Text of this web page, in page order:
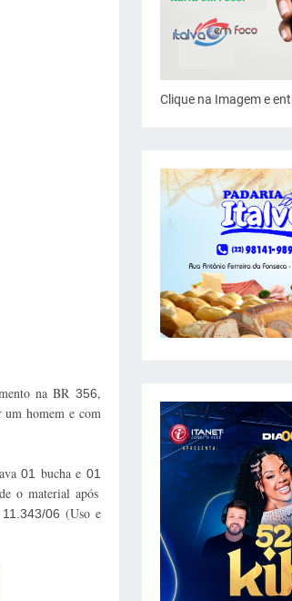
na BR 356,
homem e com
01 bucha e 01
o material após
11.343/06 (Uso e
Clique na Imagem e